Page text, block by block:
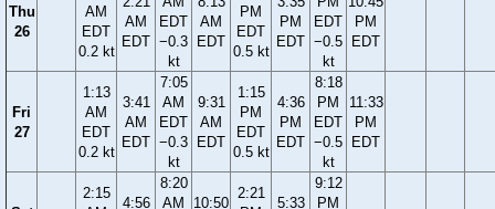
Thu
26
AM
EDT
0.2 kt
AM
EDT
EDT
−0.3
kt
AM
EDT
PM
EDT
0.5 kt
PM
EDT
EDT
−0.5
kt
PM
EDT
Fri
27
1:13
AM
EDT
0.2 kt
3:41
AM
EDT
7:05
AM
EDT
−0.3
kt
9:31
AM
EDT
1:15
PM
EDT
0.5 kt
4:36
PM
EDT
8:18
PM
EDT
−0.5
kt
11:33
PM
EDT
2:15
4:56
8:20
AM
10:50
2:21
5:33
9:12
PM